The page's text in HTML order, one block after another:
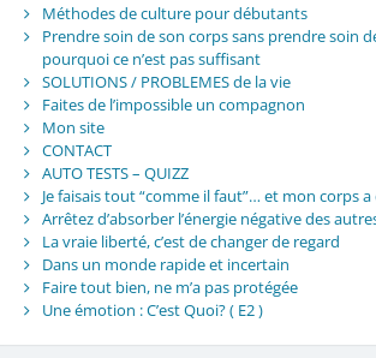
Méthodes de culture pour débutants
Prendre soin de son corps sans prendre soin
pourquoi ce n’est pas suffisant
SOLUTIONS / PROBLEMES de la vie
Faites de l’impossible un compagnon
Mon site
CONTACT
AUTO TESTS – QUIZZ
Je faisais tout “comme il faut”… et mon corps
Arrêtez d’absorber l’énergie négative des
La vraie liberté, c’est de changer de regard
Dans un monde rapide et incertain
Faire tout bien, ne m’a pas protégée
Une émotion : C’est Quoi? ( E2 )